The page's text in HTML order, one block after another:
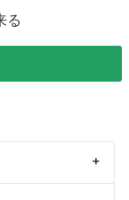
る